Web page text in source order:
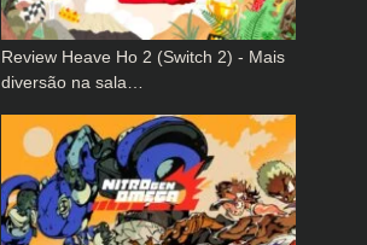
Review Heave Ho 2 (Switch 2) - Mais
diversão na sala…